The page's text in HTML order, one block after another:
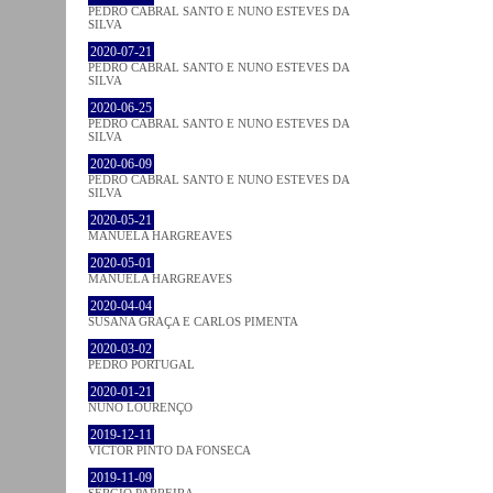
PEDRO CABRAL SANTO E NUNO ESTEVES DA
SILVA
2020-07-21
PEDRO CABRAL SANTO E NUNO ESTEVES DA
SILVA
2020-06-25
PEDRO CABRAL SANTO E NUNO ESTEVES DA
SILVA
2020-06-09
PEDRO CABRAL SANTO E NUNO ESTEVES DA
SILVA
2020-05-21
MANUELA HARGREAVES
2020-05-01
MANUELA HARGREAVES
2020-04-04
SUSANA GRAÇA E CARLOS PIMENTA
2020-03-02
PEDRO PORTUGAL
2020-01-21
NUNO LOURENÇO
2019-12-11
VICTOR PINTO DA FONSECA
2019-11-09